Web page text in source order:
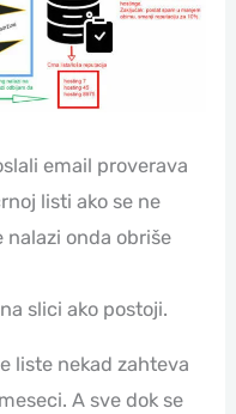
email proverava
listi ako se ne
nalazi onda obriše
slici ako postoji.
liste nekad zahteva
A sve dok se